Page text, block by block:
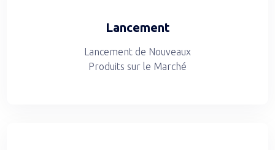
Lancement
Lancement de Nouveaux
Produits sur le Marché